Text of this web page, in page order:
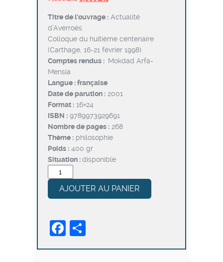
initial
était :
actuel
د.ت6,000.
Titre de l’ouvrage : Actualité
d’Averroès
Colloque du huitième centenaire
(Carthage, 16-21 février 1998)
Comptes rendus : Mokdad Arfa-
Mensia
Langue : française
Date de parution : 2001
Format : 16×24
ISBN : 9789973929691
Nombre de pages : 268
Thème : philosophie
Poids : 400 gr
Situation :disponible
quantité
de
ActualitéAJOUTER AU PANIER
Facebook